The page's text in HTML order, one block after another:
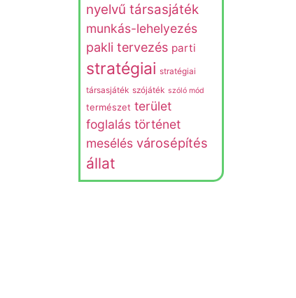
nyelvű társasjáték
munkás-lehelyezés
pakli tervezés parti
stratégiai stratégiai
társasjáték szójáték szóló mód
természet terület
foglalás történet
mesélés városépítés
állat